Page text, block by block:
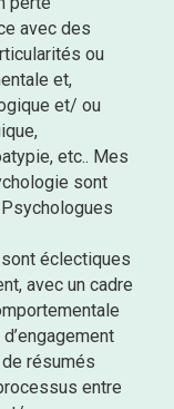
avec des
ou
et,
et/ ou
etc.. Mes
sont
éclectiques
avec un cadre
de résumés
entre